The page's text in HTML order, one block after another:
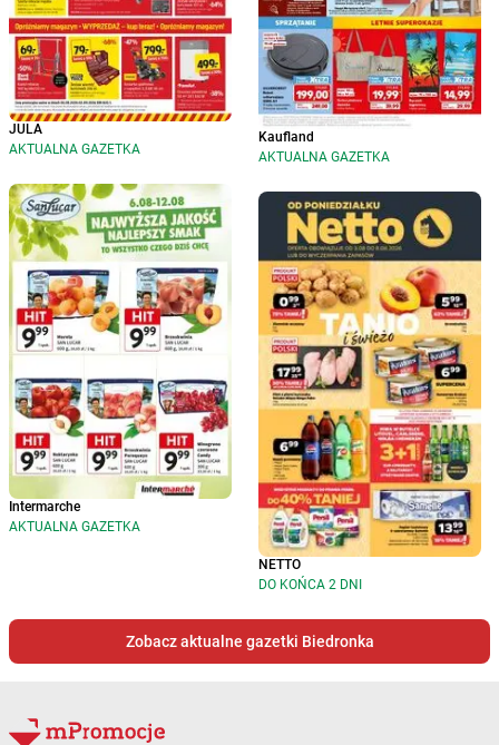
JULA
AKTUALNA GAZETKA
Intermarche
AKTUALNA GAZETKA
Kaufland
AKTUALNA GAZETKA
NETTO
DO KOŃCA 2 DNI
Zobacz aktualne gazetki Biedronka